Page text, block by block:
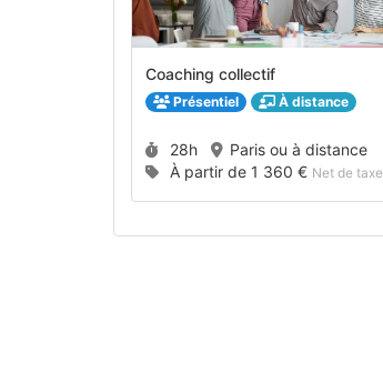
Coaching collectif
Présentiel À distance
Durée :
28h
Paris ou à distance
Prix :
À partir de 1 360 € Net de taxe